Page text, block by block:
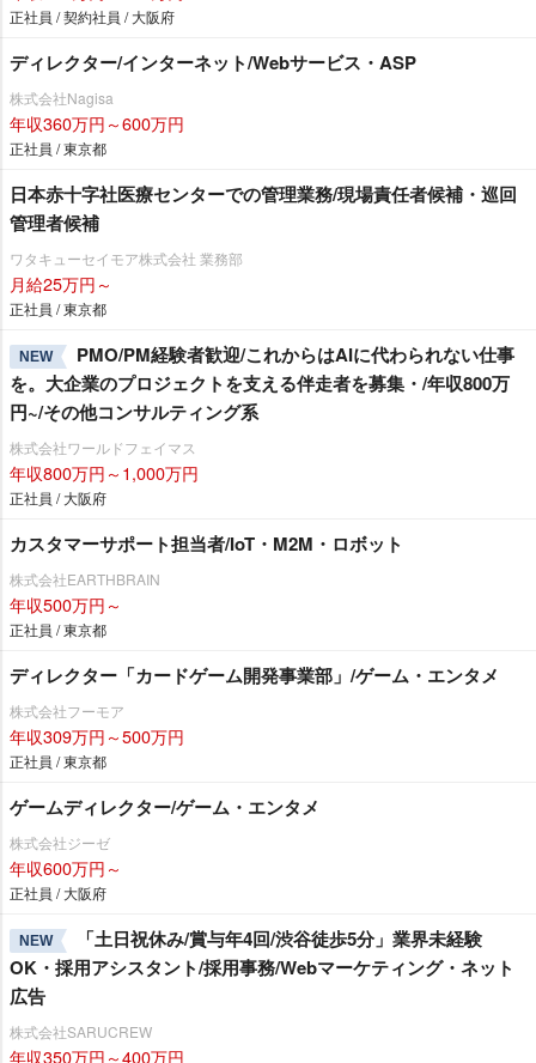
正社員 / 契約社員 / 大阪府
ディレクター/インターネット/Webサービス・ASP
株式会社Nagisa
年収360万円～600万円
正社員 / 東京都
日本赤十字社医療センターでの管理業務/現場責任者候補・巡回
管理者候補
ワタキューセイモア株式会社 業務部
月給25万円～
正社員 / 東京都
NEW
PMO/PM経験者歓迎/これからはAIに代わられない仕事
を。大企業のプロジェクトを支える伴走者を募集・/年収800万
円~/その他コンサルティング系
株式会社ワールドフェイマス
年収800万円～1,000万円
正社員 / 大阪府
カスタマーサポート担当者/IoT・M2M・ロボット
株式会社EARTHBRAIN
年収500万円～
正社員 / 東京都
ディレクター「カードゲーム開発事業部」/ゲーム・エンタメ
株式会社フーモア
年収309万円～500万円
正社員 / 東京都
ゲームディレクター/ゲーム・エンタメ
株式会社ジーゼ
年収600万円～
正社員 / 大阪府
NEW
「土日祝休み/賞与年4回/渋谷徒歩5分」業界未経験
OK・採用アシスタント/採用事務/Webマーケティング・ネット
広告
株式会社SARUCREW
年収350万円～400万円